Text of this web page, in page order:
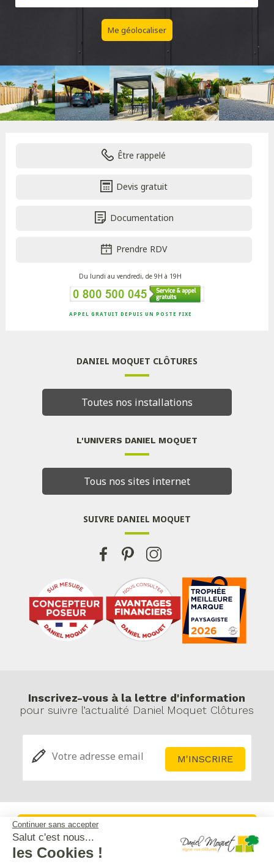
Continuer sans accepter
Salut c'est nous...
les Cookies !
Me géolocaliser
Être rappelé
Devis gratuit
Documentation
Prendre RDV
Du lundi au vendredi, de 9H à 19H
APPEL GRATUIT DEPUIS UN POSTE FIXE
DANIEL MOQUET CLÔTURES
Toutes nos installations
L'UNIVERS DANIEL MOQUET
Tous nos sites internet
SUIVRE DANIEL MOQUET
Inscrivez-vous à la lettre d'information
pour suivre l’actualité Daniel Moquet Clôtures